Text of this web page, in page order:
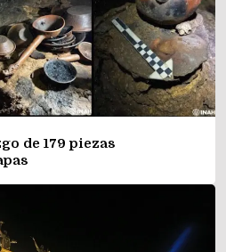
de 179 piezas